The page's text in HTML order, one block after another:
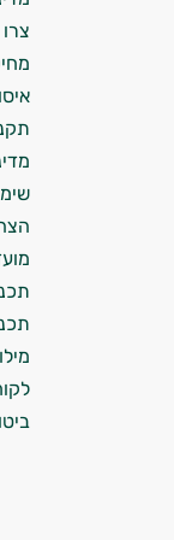
אני
ולמצב
המטרה